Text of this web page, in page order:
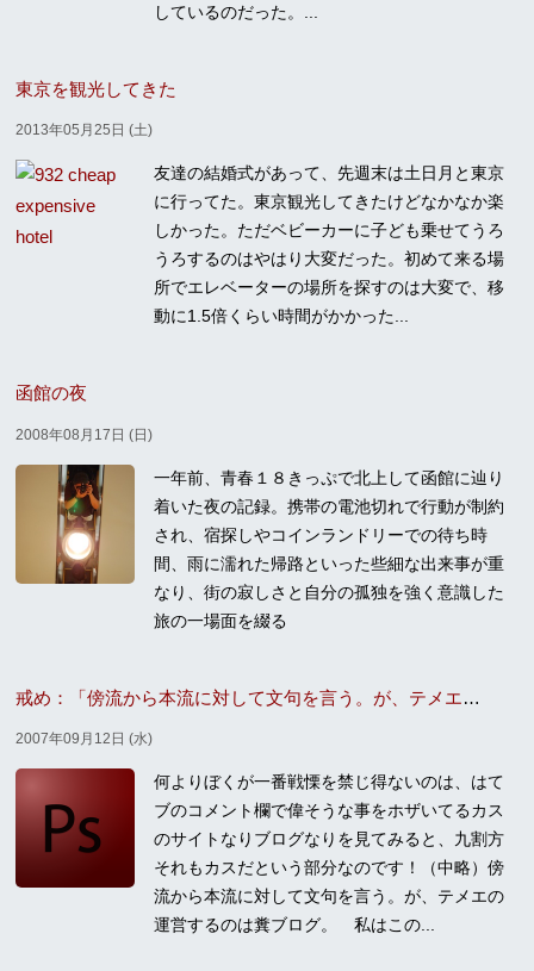
しているのだった。...
東京を観光してきた
2013年05月25日 (土)
友達の結婚式があって、先週末は土日月と東京
に行ってた。東京観光してきたけどなかなか楽
しかった。ただベビーカーに子ども乗せてうろ
うろするのはやはり大変だった。初めて来る場
所でエレベーターの場所を探すのは大変で、移
動に1.5倍くらい時間がかかった...
函館の夜
2008年08月17日 (日)
一年前、青春１８きっぷで北上して函館に辿り
着いた夜の記録。携帯の電池切れで行動が制約
され、宿探しやコインランドリーでの待ち時
間、雨に濡れた帰路といった些細な出来事が重
なり、街の寂しさと自分の孤独を強く意識した
旅の一場面を綴る
戒め：「傍流から本流に対して文句を言う。が、テメエの運営するのは糞ブログ」
2007年09月12日 (水)
何よりぼくが一番戦慄を禁じ得ないのは、はて
ブのコメント欄で偉そうな事をホザいてるカス
のサイトなりブログなりを見てみると、九割方
それもカスだという部分なのです！（中略）傍
流から本流に対して文句を言う。が、テメエの
運営するのは糞ブログ。 私はこの...